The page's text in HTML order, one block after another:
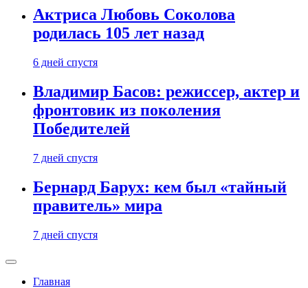
Актриса Любовь Соколова
родилась 105 лет назад
6 дней спустя
Владимир Басов: режиссер, актер и
фронтовик из поколения
Победителей
7 дней спустя
Бернард Барух: кем был «тайный
правитель» мира
7 дней спустя
Главная